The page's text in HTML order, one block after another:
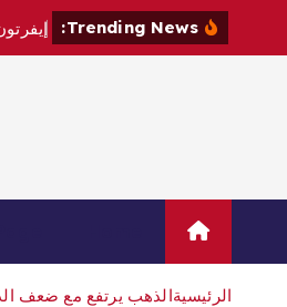
إيفر تو
الرئيسيةالذهب يرتفع مع ضعف